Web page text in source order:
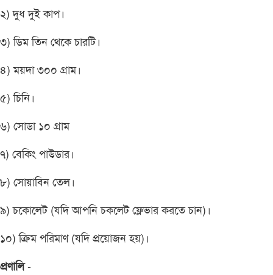
২) দুধ দুই কাপ।
৩) ডিম তিন থেকে চারটি।
৪) ময়দা ৩০০ গ্রাম।
৫) চিনি।
৬) সোডা ১০ গ্রাম
৭) বেকিং পাউডার।
৮) সোয়াবিন তেল।
৯) চকোলেট (যদি আপনি চকলেট ফ্লেভার করতে চান)।
১০) ক্রিম পরিমাণ (যদি প্রয়োজন হয়)।
প্রণালি-